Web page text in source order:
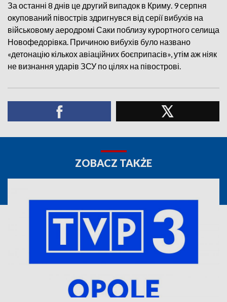
За останні 8 днів це другий випадок в Криму. 9 серпня
окупований півострів здригнувся від серії вибухів на
військовому аеродромі Саки поблизу курортного селища
Новофедорівка. Причиною вибухів було названо
«детонацію кількох авіаційних боєприпасів», утім аж ніяк
не визнання ударів ЗСУ по цілях на півострові.
ZOBACZ TAKŻE